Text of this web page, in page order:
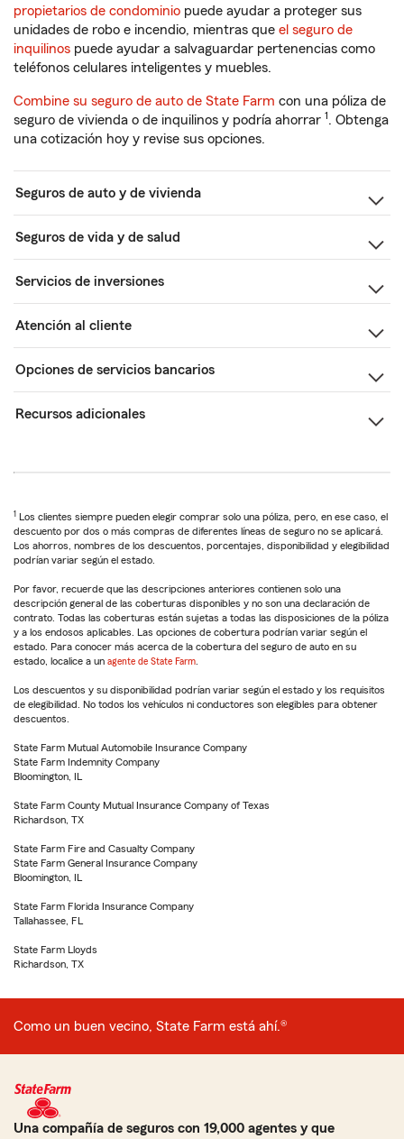
propietarios de condominio puede ayudar a proteger sus
unidades de robo e incendio, mientras que el seguro de
inquilinos puede ayudar a salvaguardar pertenencias como
teléfonos celulares inteligentes y muebles.
Combine su seguro de auto de State Farm con una póliza de
seguro de vivienda o de inquilinos y podría ahorrar 1. Obtenga
una cotización hoy y revise sus opciones.
Seguros de auto y de vivienda
Seguros de vida y de salud
Servicios de inversiones
Atención al cliente
Opciones de servicios bancarios
Recursos adicionales
1 Los clientes siempre pueden elegir comprar solo una póliza, pero, en ese caso, el
descuento por dos o más compras de diferentes líneas de seguro no se aplicará.
Los ahorros, nombres de los descuentos, porcentajes, disponibilidad y elegibilidad
podrían variar según el estado.
Por favor, recuerde que las descripciones anteriores contienen solo una
descripción general de las coberturas disponibles y no son una declaración de
contrato. Todas las coberturas están sujetas a todas las disposiciones de la póliza
y a los endosos aplicables. Las opciones de cobertura podrían variar según el
estado. Para conocer más acerca de la cobertura del seguro de auto en su
estado, localice a un agente de State Farm
Los descuentos y su disponibilidad podrían variar según el estado y los requisitos
de elegibilidad. No todos los vehículos ni conductores son elegibles para obtener
descuentos.
State Farm Mutual Automobile Insurance Company
State Farm Indemnity Company
Bloomington, IL
State Farm County Mutual Insurance Company of Texas
Richardson, TX
State Farm Fire and Casualty Company
State Farm General Insurance Company
Bloomington, IL
State Farm Florida Insurance Company
Tallahassee, FL
State Farm Lloyds
Richardson, TX
Como un buen vecino, State Farm está ahí.®
Una compañía de seguros con 19,000 agentes y que